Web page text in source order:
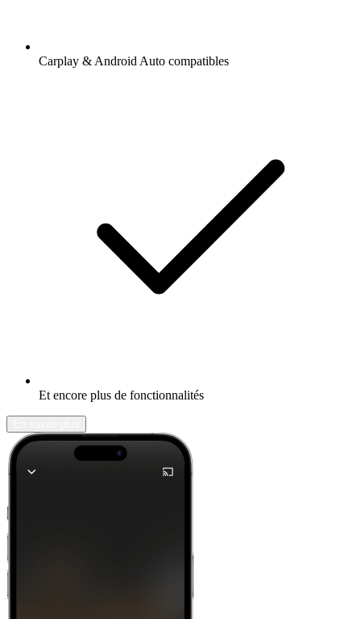
Carplay & Android Auto compatibles
Et encore plus de fonctionnalités